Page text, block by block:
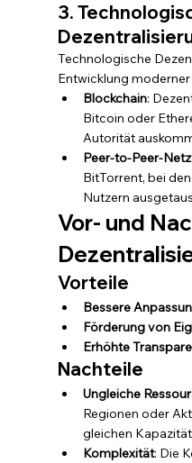
3.
Technologische
Entwicklung
Blockchain:
Bitcoin oder
Autorität
Peer-to-Peer-
BitTorrent, bei
Nutzern
Vor- und
Vorteile
Bessere
Förderung von
Erhöhte
Nachteile
Ungleiche
Regionen oder
gleichen
Komplexität: Die